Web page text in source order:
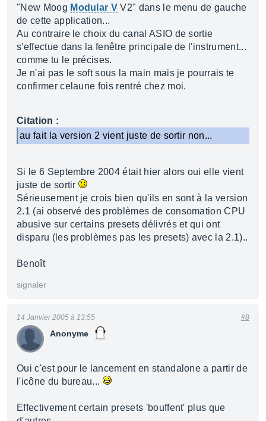
"New Moog Modular V V2" dans le menu de gauche
de cette application...
Au contraire le choix du canal ASIO de sortie
s'effectue dans la fenêtre principale de l'instrument...
comme tu le précises.
Je n'ai pas le soft sous la main mais je pourrais te
confirmer celaune fois rentré chez moi.
Citation :
au fait la version 2 vient juste de sortir non...
Si le 6 Septembre 2004 était hier alors oui elle vient
juste de sortir
Sérieusement je crois bien qu'ils en sont à la version
2.1 (ai observé des problèmes de consomation CPU
abusive sur certains presets délivrés et qui ont
disparu (les problèmes pas les presets) avec la 2.1)..
Benoît
signaler
Anonyme
14 Janvier 2005 à 13:55 #8
Oui c'est pour le lancement en standalone a partir de
l'icône du bureau...
Effectivement certain presets 'bouffent' plus que